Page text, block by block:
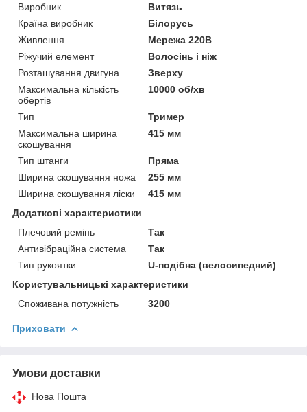
Виробник
Витязь
Країна виробник
Білорусь
Живлення
Мережа 220В
Ріжучий елемент
Волосінь і ніж
Розташування двигуна
Зверху
Максимальна кількість
обертів
10000 об/хв
Тип
Тример
Максимальна ширина
скошування
415 мм
Тип штанги
Пряма
Ширина скошування ножа
255 мм
Ширина скошування ліски
415 мм
Додаткові характеристики
Плечовий ремінь
Так
Антивібраційна система
Так
Тип рукоятки
U-подібна (велосипедний)
Користувальницькі характеристики
Споживана потужність
3200
Приховати
Умови доставки
Нова Пошта